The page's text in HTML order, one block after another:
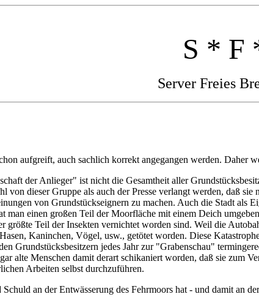
S * F
Server Freies
aufgreift, auch sachlich korrekt angegangen werden. Daher
der Anlieger" ist nicht die Gesamtheit aller
von dieser Gruppe als auch der Presse verlangt werden, daß
von Grundstückseignern zu machen. Auch die Stadt als
man einen großen Teil der Moorfläche mit einem Deich
größte Teil der Insekten vernichtet worden sind. Weil die
Kaninchen, Vögel, usw., getötet worden. Diese
Grundstücksbesitzern jedes Jahr zur "Grabenschau"
alte Menschen damit derart schikaniert worden, daß sie zum
Arbeiten selbst durchzuführen.
an der Entwässerung des Fehrmoors hat - und damit an